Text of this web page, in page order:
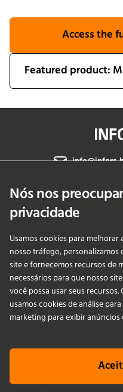
Access the
Nós nos
privacidade
Usamos cookies para
nosso tráfego,
site e fornecemos recursos de
necessários para que nosso
você possa usar seus
usamos cookies de análise
marketing para exibir
info@infors-
PRODUCTS
APLICAÇÕES
SERVIÇOS
EMPRESA
KNOWLEDGE